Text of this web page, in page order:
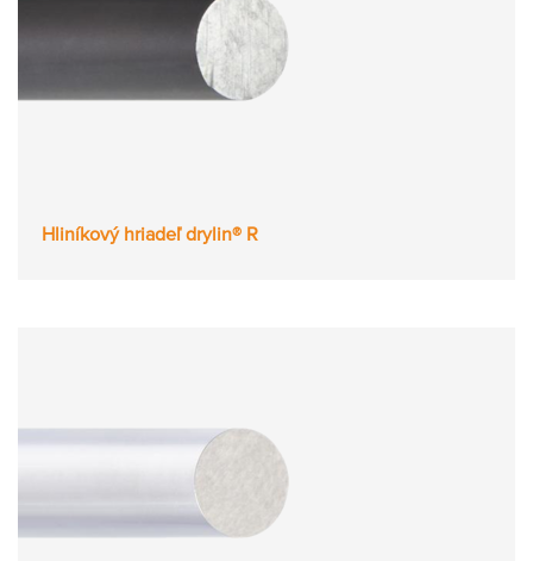
Hliníkový hriadeľ drylin® R